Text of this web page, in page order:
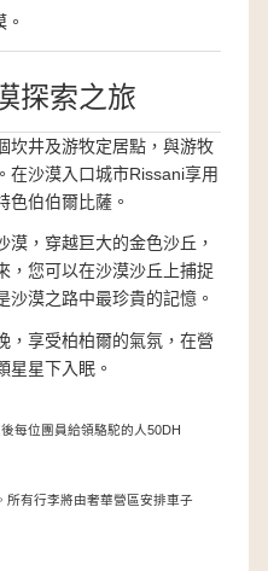
探索之旅
坎井及游牧定居點，與游牧
在沙漠入口城市Rissani享用
色伯伯爾比薩。
，穿越巨大的金色沙丘，
，您可以在沙漠沙丘上捕捉
沙漠之路中最珍貴的記憶。
，享受柏柏爾的氣氛，在營
星星下入眠。
每位團員給領駱駝的人50DH
所有行李將由奢華營區安排車子